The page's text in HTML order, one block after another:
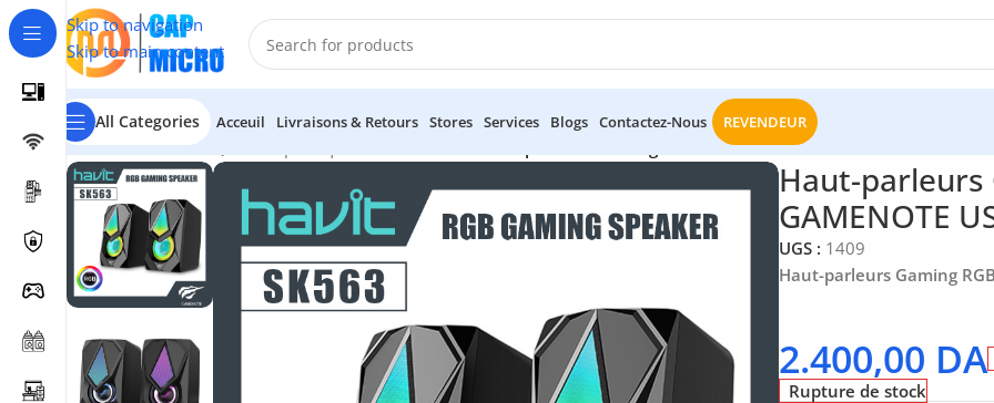
Skip to navigation
Skip to main content
All Categories Acceuil Livraisons & Retours Stores Services Blogs Contactez-Nous REVENDEUR
Accueil/INFORMATIQUE Haut-parleurs Gaming RGB SK563 Havit GAMENOTE USB
Haut-parleurs
GAMENOTE
UGS : 1409
Haut-parleurs Gaming
2.400,00 DA
Rupture de stock